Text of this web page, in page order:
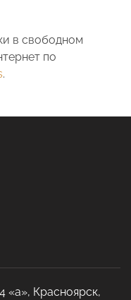
в свободном
по
.
«а», Красноярск,